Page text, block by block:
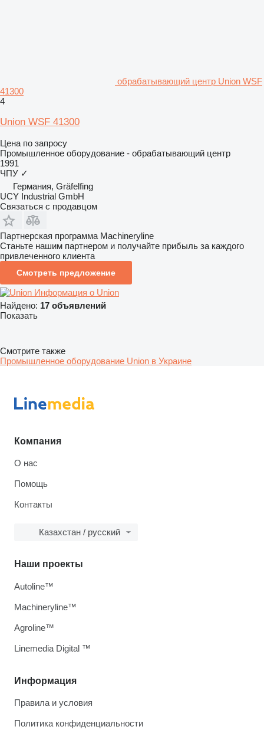
обрабатывающий центр Union WSF
41300
4
Union WSF 41300
Цена по запросу
Промышленное оборудование - обрабатывающий центр
1991
ЧПУ ✓
Германия, Gräfelfing
UCY Industrial GmbH
Связаться с продавцом
Партнерская программа Machineryline
Станьте нашим партнером и получайте прибыль за каждого
привлеченного клиента
Смотреть предложение
Информация о Union
Найдено: 17 объявлений
Показать
Смотрите также
Промышленное оборудование Union в Украине
Компания
О нас
Помощь
Контакты
Казахстан / русский
Информация
Правила и условия
Политика конфиденциальности
Наши проекты
Autoline™
Machineryline™
Agroline™
Linemedia Digital ™